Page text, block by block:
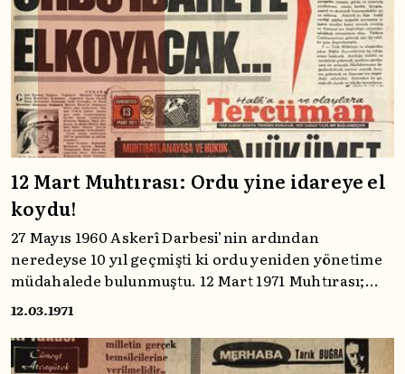
12 Mart Muhtırası: Ordu yine idareye el
koydu!
27 Mayıs 1960 Askerî Darbesi’nin ardından
neredeyse 10 yıl geçmişti ki ordu yeniden yönetime
müdahalede bulunmuştu. 12 Mart 1971 Muhtırası;
Türk siyasi tarihinin önemli olaylarından biriydi.
tanıklığıyla birlikte bakalım.
12.03.1971